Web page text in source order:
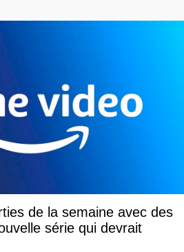
de la semaine avec des
série qui devrait